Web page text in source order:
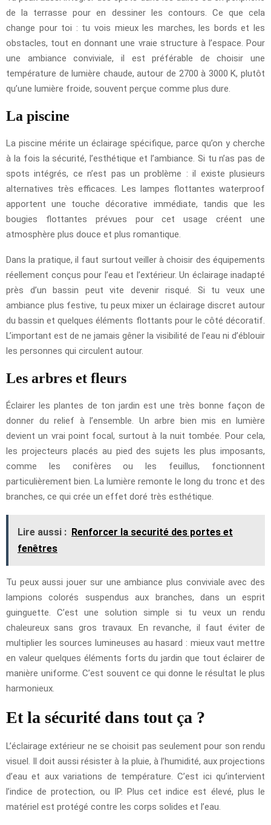
de la terrasse pour en dessiner les contours. Ce que cela
change pour toi : tu vois mieux les marches, les bords et les
obstacles, tout en donnant une vraie structure à l’espace. Pour
une ambiance conviviale, il est préférable de choisir une
température de lumière chaude, autour de 2700 à 3000 K, plutôt
qu’une lumière froide, souvent perçue comme plus dure.
La piscine
La piscine mérite un éclairage spécifique, parce qu’on y cherche
à la fois la sécurité, l’esthétique et l’ambiance. Si tu n’as pas de
spots intégrés, ce n’est pas un problème : il existe plusieurs
alternatives très efficaces. Les lampes flottantes waterproof
apportent une touche décorative immédiate, tandis que les
bougies flottantes prévues pour cet usage créent une
atmosphère plus douce et plus romantique.
Dans la pratique, il faut surtout veiller à choisir des équipements
réellement conçus pour l’eau et l’extérieur. Un éclairage inadapté
près d’un bassin peut vite devenir risqué. Si tu veux une
ambiance plus festive, tu peux mixer un éclairage discret autour
du bassin et quelques éléments flottants pour le côté décoratif.
L’important est de ne jamais gêner la visibilité de l’eau ni d’éblouir
les personnes qui circulent autour.
Les arbres et fleurs
Éclairer les plantes de ton jardin est une très bonne façon de
donner du relief à l’ensemble. Un arbre bien mis en lumière
devient un vrai point focal, surtout à la nuit tombée. Pour cela,
les projecteurs placés au pied des sujets les plus imposants,
comme les conifères ou les feuillus, fonctionnent
particulièrement bien. La lumière remonte le long du tronc et des
branches, ce qui crée un effet doré très esthétique.
Lire aussi : Renforcer la securité des portes et
fenêtres
Tu peux aussi jouer sur une ambiance plus conviviale avec des
lampions colorés suspendus aux branches, dans un esprit
guinguette. C’est une solution simple si tu veux un rendu
chaleureux sans gros travaux. En revanche, il faut éviter de
multiplier les sources lumineuses au hasard : mieux vaut mettre
en valeur quelques éléments forts du jardin que tout éclairer de
manière uniforme. C’est souvent ce qui donne le résultat le plus
harmonieux.
Et la sécurité dans tout ça ?
L’éclairage extérieur ne se choisit pas seulement pour son rendu
visuel. Il doit aussi résister à la pluie, à l’humidité, aux projections
d’eau et aux variations de température. C’est ici qu’intervient
l’indice de protection, ou IP. Plus cet indice est élevé, plus le
matériel est protégé contre les corps solides et l’eau.